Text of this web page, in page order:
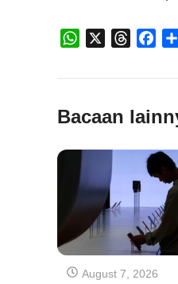
WhatsApp Threads
Bacaan
August 7, 2026